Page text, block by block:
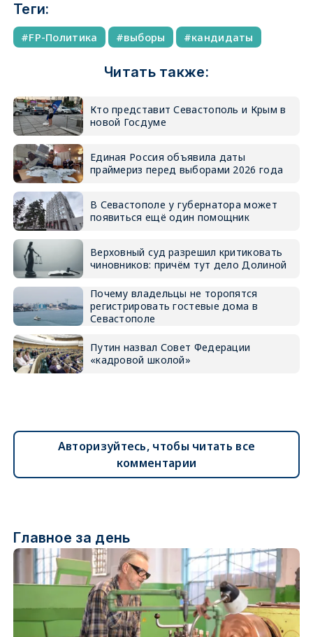
Теги:
FP-Политика выборы кандидаты
Читать также:
Кто представит Севастополь и Крым в
новой Госдуме
Единая Россия объявила даты
праймериз перед выборами 2026 года
В Севастополе у губернатора может
появиться ещё один помощник
Верховный суд разрешил критиковать
чиновников: причём тут дело Долиной
Почему владельцы не торопятся
регистрировать гостевые дома в
Севастополе
Путин назвал Совет Федерации
«кадровой школой»
Авторизуйтесь, чтобы читать все
комментарии
Главное за день